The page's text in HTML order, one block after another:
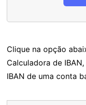
Clique na opção
Calculadora de
IBAN de uma conta